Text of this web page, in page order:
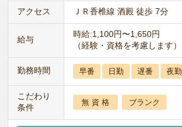
アクセス ＪＲ香椎線 酒殿 徒歩 7分
給与
時給:1,100円〜1,650円
（経験・資格を考慮します）
勤務時間 早番 日勤 遅番 夜勤
こだわり
条件
無 資 格 ブランク